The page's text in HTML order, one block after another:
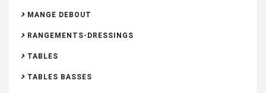
MANGE DEBOUT
RANGEMENTS-DRESSINGS
TABLES
TABLES BASSES